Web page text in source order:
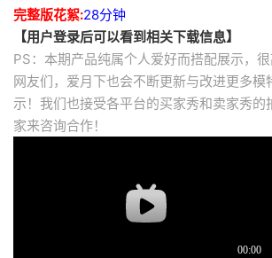
完整版花絮:28分钟
【用户登录后可以看到相关下载信息】
PS：本期产品纯属个人爱好而搭配展示，
网友们，爱月下也会不断更新与改进更多模
示！我们也接受各平台的买家秀和卖家秀的
家来咨询合作！